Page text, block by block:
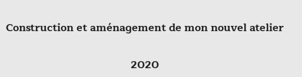
Construction et aménagement de mon nouvel atelier
2020